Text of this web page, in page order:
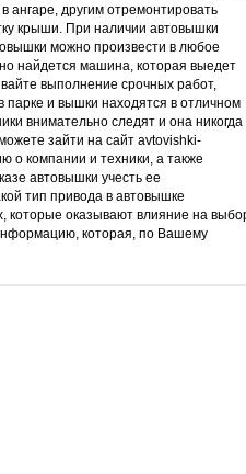
ангаре, другим отремонтировать
крыши. При наличии автовышки
можно произвести в любое
найдется машина, которая выедет
выполнение срочных работ,
и вышки находятся в отличном
внимательно следят и она никогда
зайти на сайт avtovishki-
о компании и техники, а также
автовышки учесть ее
тип привода в автовышке
которые оказывают влияние на
которая, по Вашему